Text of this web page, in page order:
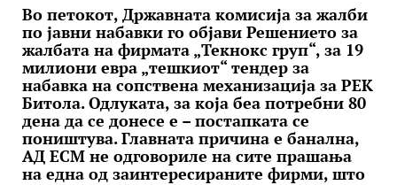
Во петокот, Државната комисија за жалби
по јавни набавки го објави Решението за
жалбата на фирмата „Текнокс груп“, за 19
милиони евра „тешкиот“ тендер за
набавка на сопствена механизација за РЕК
Битола. Одлуката, за која беа потребни 80
дена да се донесe е – постапката се
поништува. Главната причина е банална,
АД ЕСМ не одговориле на сите прашања
на една од заинтересираните фирми, што